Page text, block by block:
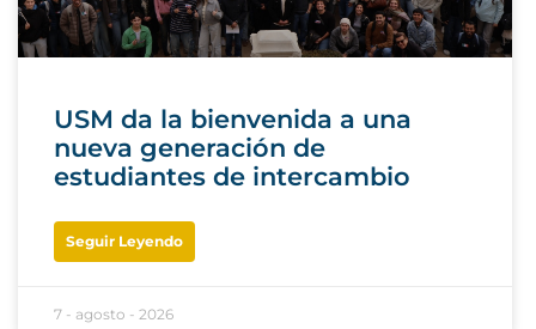
USM da la bienvenida a una
nueva generación de
estudiantes de intercambio
Seguir Leyendo
7 - agosto - 2026